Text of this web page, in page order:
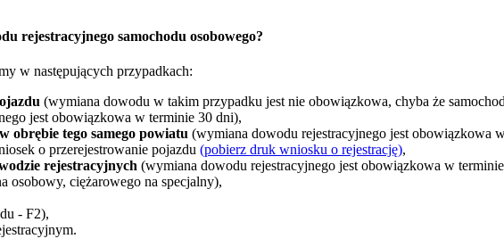
rejestracyjnego samochodu osobowego?
w następujących przypadkach:
(wymiana dowodu w takim przypadku jest nie obowiązkowa, chyba że
jest obowiązkowa w terminie 30 dni),
obrębie tego samego powiatu (wymiana dowodu rejestracyjnego jest obowiązkowa
o przerejestrowanie pojazdu (pobierz druk wniosku o rejestrację),
rejestracyjnych (wymiana dowodu rejestracyjnego jest obowiązkowa w
osobowy, ciężarowego na specjalny),
- F2),